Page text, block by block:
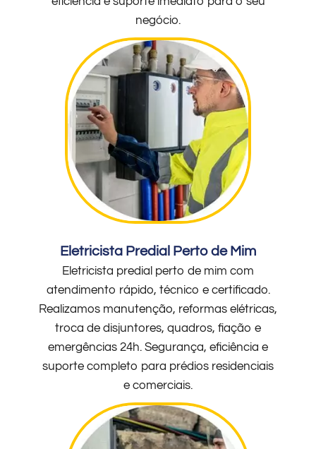
negócio.
Eletricista Predial Perto de Mim
Eletricista predial perto de mim com
atendimento rápido, técnico e certificado.
Realizamos manutenção, reformas elétricas,
troca de disjuntores, quadros, fiação e
emergências 24h. Segurança, eficiência e
suporte completo para prédios residenciais
e comerciais.